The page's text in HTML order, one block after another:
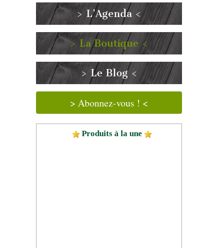
> L’Agenda <
> La Boutique <
> Le Blog <
> Abonnez-vous ! <
Produits à la une